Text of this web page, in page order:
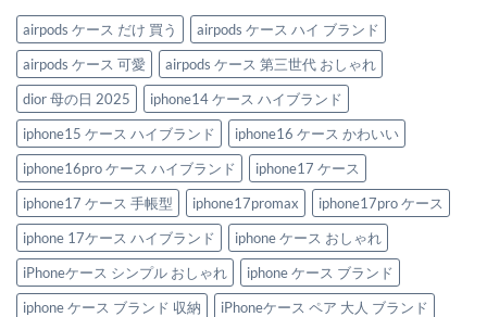
ス
が
可
愛
す
ぎ
る！
へ
の
に
彩
る
ハ
イ
ブ
ラ
ン
ド
風
iPhone
ケ
ー
ス
5
選
へ
の
ラ
ン
ド
風
iPhone
ケ
ー
ス
5
選
へ
の
ラ
ン
ド
風
iPhone
ケ
ー
ス
厳
選
ガ
イ
ド
へ
の
airpods ケース だけ 買う
airpods ケース ハイ ブランド
airpods ケース 可愛
airpods ケース 第三世代 おしゃれ
dior 母の日 2025
iphone14 ケース ハイブランド
iphone15 ケース ハイブランド
iphone16 ケース かわいい
iphone16pro ケース ハイブランド
iphone17 ケース
iphone17 ケース 手帳型
iphone17promax
iphone17pro ケース
iphone 17ケース ハイブランド
iphone ケース おしゃれ
iPhoneケース シンプル おしゃれ
iphone ケース ブランド
iphone ケース ブランド 収納
iPhoneケース ペア 大人 ブランド